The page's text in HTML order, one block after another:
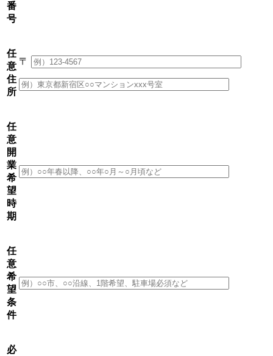
番
号
任
意
住
所
〒
任
意
開
業
希
望
時
期
任
意
希
望
条
件
必